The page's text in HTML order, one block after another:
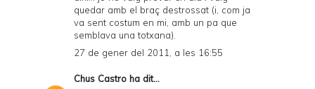
quedar amb el braç destrossat (i, com ja
va sent costum en mi, amb un pa que
semblava una totxana).
27 de gener del 2011, a les 16:55
Chus Castro ha dit...